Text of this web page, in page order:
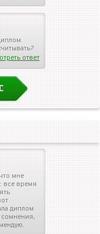
ответ
мне
все время
диплом
сомнения,